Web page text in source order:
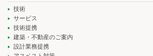
技術
サービス
技術提携
建築・不動産のご案内
設計業務提携